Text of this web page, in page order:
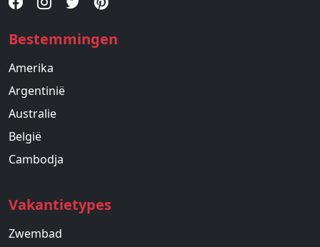
Bestemmingen
Amerika
Argentinië
Australie
België
Cambodja
Vakantietypes
Zwembad